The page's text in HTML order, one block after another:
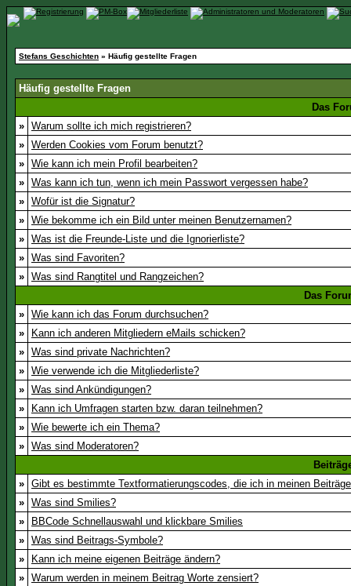
Stefans Geschichten » Häufig gestellte Fragen
Häufig gestellte Fragen
Das
» Warum sollte ich mich registrieren?
» Werden Cookies vom Forum benutzt?
» Wie kann ich mein Profil bearbeiten?
» Was kann ich tun, wenn ich mein Passwort vergessen habe?
» Wofür ist die Signatur?
» Wie bekomme ich ein Bild unter meinen Benutzernamen?
» Was ist die Freunde-Liste und die Ignorierliste?
» Was sind Favoriten?
» Was sind Rangtitel und Rangzeichen?
Das
» Wie kann ich das Forum durchsuchen?
»
Kann ich anderen Mitgliedern eMails schicken?
» Was sind private Nachrichten?
» Wie verwende ich die Mitgliederliste?
» Was sind Ankündigungen?
»
Kann ich Umfragen starten bzw. daran teilnehmen?
» Wie bewerte ich ein Thema?
» Was sind Moderatoren?
» Gibt es bestimmte Textformatierungscodes, die ich in meinen
» Was sind Smilies?
»
BBCode Schnellauswahl und klickbare Smilies
» Was sind Beitrags-Symbole?
»
Kann ich meine eigenen Beiträge ändern?
» Warum werden in meinem Beitrag Worte zensiert?